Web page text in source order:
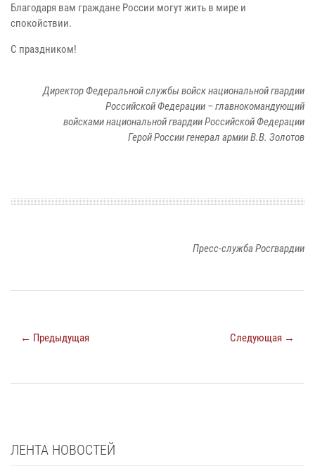
Благодаря вам граждане России могут жить в мире и
спокойствии.
С праздником!
Директор Федеральной службы войск национальной гвардии
Российской Федерации – главнокомандующий
войсками национальной гвардии Российской Федерации
Герой России генерал армии В.В. Золотов
Пресс-служба Росгвардии
← Предыдущая Следующая →
ЛЕНТА НОВОСТЕЙ